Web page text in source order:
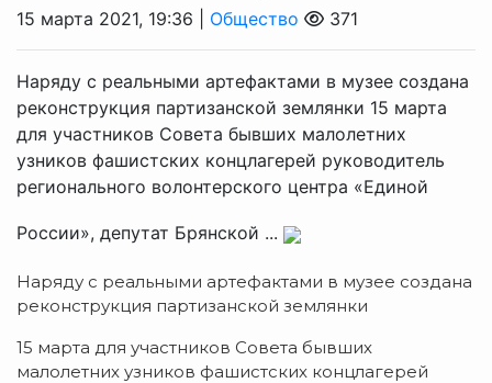
15 марта 2021, 19:36 | Общество 371
Наряду с реальными артефактами в музее создана
реконструкция партизанской землянки 15 марта
для участников Совета бывших малолетних
узников фашистских концлагерей руководитель
регионального волонтерского центра «Единой
России», депутат Брянской ...
Наряду с реальными артефактами в музее создана
реконструкция партизанской землянки
15 марта для участников Совета бывших
малолетних узников фашистских концлагерей